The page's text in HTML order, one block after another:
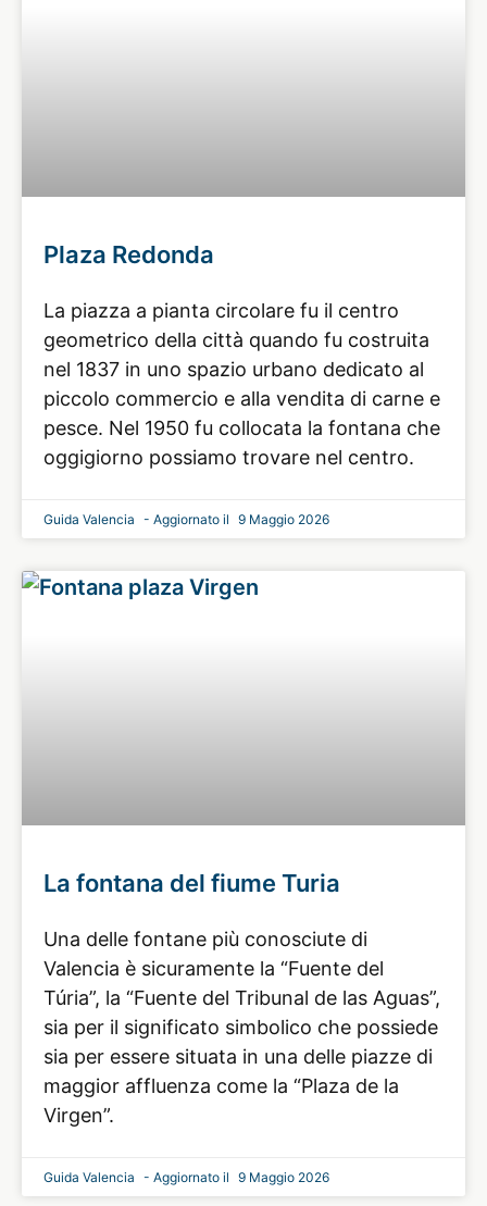
Plaza Redonda
La piazza a pianta circolare fu il centro
geometrico della città quando fu costruita
nel 1837 in uno spazio urbano dedicato al
piccolo commercio e alla vendita di carne e
pesce. Nel 1950 fu collocata la fontana che
oggigiorno possiamo trovare nel centro.
Guida Valencia 9 Maggio 2026
La fontana del fiume Turia
Una delle fontane più conosciute di
Valencia è sicuramente la “Fuente del
Túria”, la “Fuente del Tribunal de las Aguas”,
sia per il significato simbolico che possiede
sia per essere situata in una delle piazze di
maggior affluenza come la “Plaza de la
Virgen”.
Guida Valencia 9 Maggio 2026